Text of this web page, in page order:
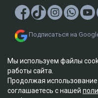
Подписаться на
Мы используем файлы
работы сайта.
Продолжая использование
соглашаетесь с нашей